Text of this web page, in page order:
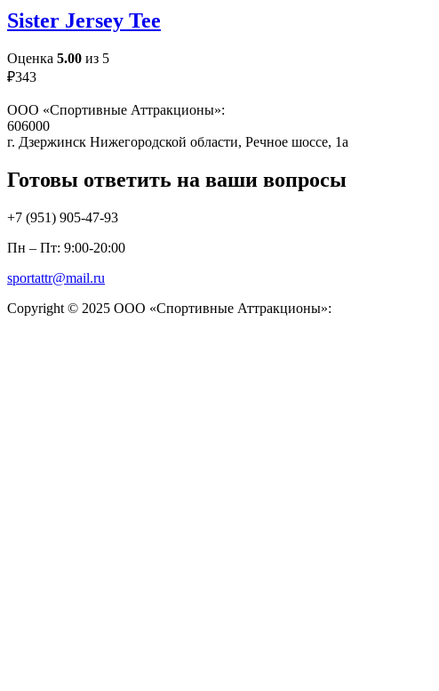
Sister Jersey Tee
Оценка 5.00 из 5
₽343
ООО «Спортивные Аттракционы»:
606000
г. Дзержинск Нижегородской области, Речное шоссе, 1а
Готовы ответить на ваши вопросы
+7 (951) 905-47-93
Пн – Пт: 9:00-20:00
sportattr@mail.ru
Copyright © 2025 ООО «Спортивные Аттракционы»: